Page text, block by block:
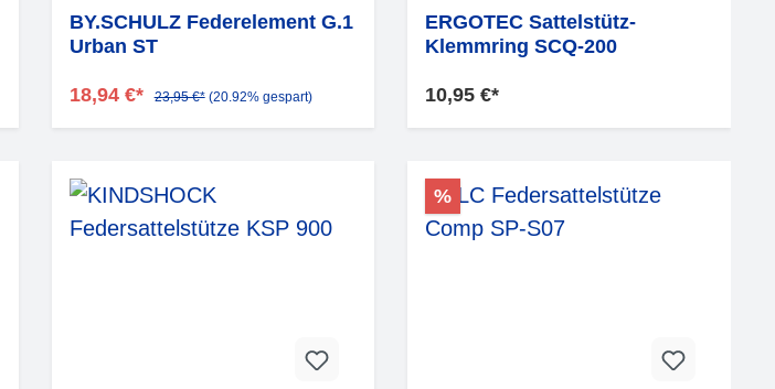
BY.SCHULZ Federelement G.1
Urban ST
18,94 €* 23,95 €* (20.92% gespart)
ERGOTEC Sattelstütz-
Klemmring SCQ-200
10,95 €*
%